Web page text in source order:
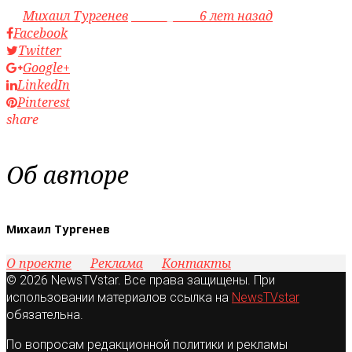
byМихаил Тургенев
6 лет назад
Facebook
Twitter
Google+
LinkedIn
Pinterest
share
Об авторе
Михаил Тургенев
О проекте Реклама Контакты
© 2026 NewsTVstar. Все права защищены. При
использовании материалов ссылка на NewsTVstar
обязательна.
По вопросам редакционной политики и рекламы